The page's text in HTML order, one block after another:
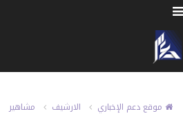
موقع دعم الإخباري الارشيف مشاهير